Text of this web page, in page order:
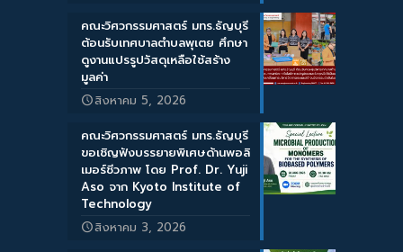
คณะวิศวกรรมศาสตร์ มทร.ธัญบุรี
ต้อนรับเทศบาลตำบลพุเตย ศึกษา
ดูงานแปรรูปวัสดุเหลือใช้สร้าง
มูลค่า
สิงหาคม 5, 2026
คณะวิศวกรรมศาสตร์ มทร.ธัญบุรี
ขอเชิญฟังบรรยายพิเศษด้านพอลิ
เมอร์ชีวภาพ โดย Prof. Dr. Yuji
Aso จาก Kyoto Institute of
Technology
สิงหาคม 3, 2026